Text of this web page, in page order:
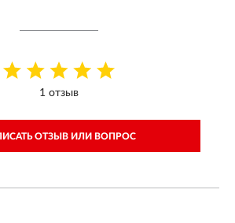
1 отзыв
ОТЗЫВ ИЛИ ВОПРОС